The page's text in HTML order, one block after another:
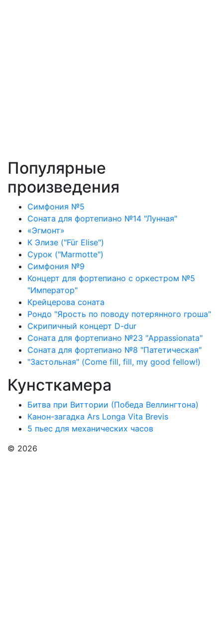
Популярные
произведения
Симфония №5
Соната для фортепиано №14 "Лунная"
«Эгмонт»
К Элизе ("Für Elise")
Сурок ("Marmotte")
Симфония №9
Концерт для фортепиано с оркестром №5
"Император"
Крейцерова соната
Рондо "Ярость по поводу потерянного гроша"
Скрипичный концерт D-dur
Соната для фортепиано №23 "Appassionata"
Соната для фортепиано №8 "Патетическая"
"Застольная" (Come fill, fill, my good fellow!)
Кунсткамера
Битва при Виттории (Победа Веллингтона)
Канон-загадка Ars Longa Vita Brevis
5 пьес для механических часов
© 2026